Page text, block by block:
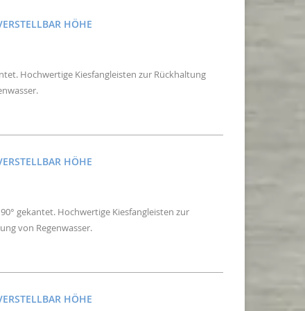
HÖHE
Hochwertige Kiesfangleisten zur Rückhaltung
HÖHE
gekantet. Hochwertige Kiesfangleisten zur
von Regenwasser.
HÖHE